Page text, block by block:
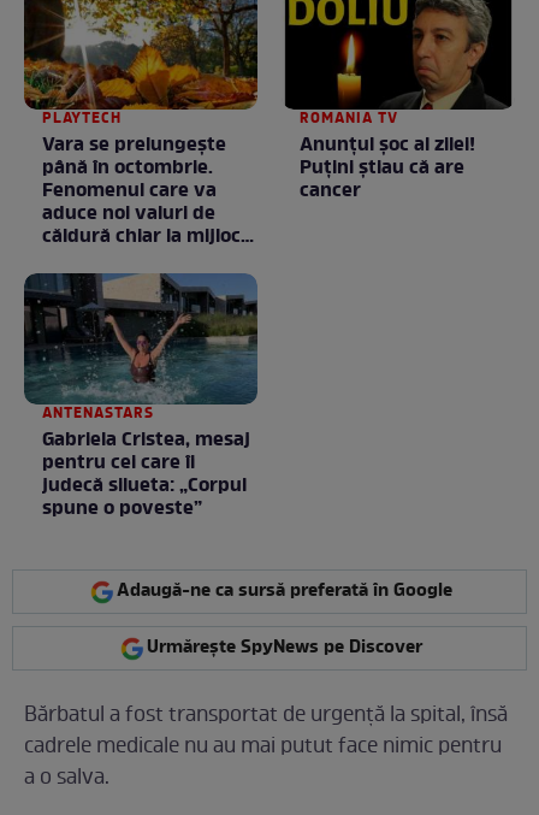
PLAYTECH
Vara se prelungeşte
până în octombrie.
Fenomenul care va
aduce noi valuri de
căldură chiar la mijlocul
ROMANIA TV
Anunţul şoc al zilei!
Puţini ştiau că are
cancer
ANTENASTARS
Gabriela Cristea, mesaj
pentru cei care îi
judecă silueta: „Corpul
spune o poveste”
Adaugă-ne ca sursă preferată în Google
Urmărește SpyNews pe Discover
Bărbatul a fost transportat de urgență la spital, însă
cadrele medicale nu au mai putut face nimic pentru
a o salva.